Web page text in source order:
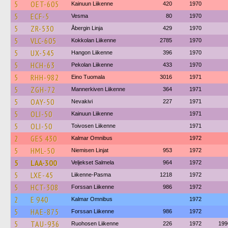
5 OET-605 Kainuun Liikenne 420 1970
5 ECF-5 Vesma 80 1970
5 ZR-530 Åbergin Linja 429 1970
5 VLC-605 Kokkolan Liikenne 2785 1970
5 UX-545 Hangon Liikenne 396 1970
5 HCH-63 Pekolan Liikenne 433 1970
5 RHH-982 Eino Tuomala 3016 1971
5 ZGH-72 Mannerkiven Liikenne 364 1971
5 OAY-50 Nevakivi 227 1971
5 OLI-50 Kainuun Liikenne 1971
5 OLI-50 Toivosen Liikenne 1971
2 GES 430 Kalmar Omnibus 1972
5 HML-50 Niemisen Linjat 953 1972
5 LAA-300 Veljekset Salmela 964 1972
5 LXE-45 Liikenne-Pasma 1218 1972
5 HCT-308 Forssan Liikenne 986 1972
2 E 940 Kalmar Omnibus 1972
5 HAE-875 Forssan Liikenne 986 1972
5 TAU-936 Ruohosen Liikenne 226 1972